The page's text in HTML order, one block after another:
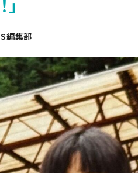
編集部